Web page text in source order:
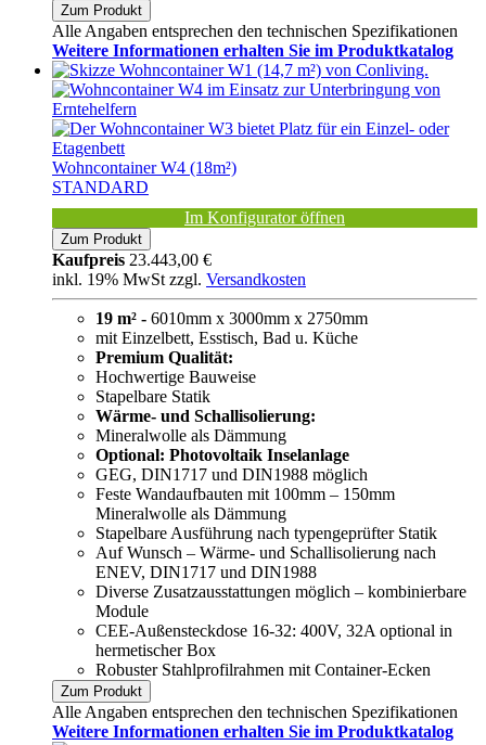
Zum Produkt
Alle Angaben entsprechen den technischen Spezifikationen
Weitere Informationen erhalten Sie im Produktkatalog
Wohncontainer W4 (18m²)
STANDARD
Im Konfigurator öffnen
Zum Produkt
Kaufpreis 23.443,00 €
inkl. 19% MwSt zzgl. Versandkosten
19 m² - 6010mm x 3000mm x 2750mm
mit Einzelbett, Esstisch, Bad u. Küche
Premium Qualität:
Hochwertige Bauweise
Stapelbare Statik
Wärme- und Schallisolierung:
Mineralwolle als Dämmung
Optional: Photovoltaik Inselanlage
GEG, DIN1717 und DIN1988 möglich
Feste Wandaufbauten mit 100mm – 150mm
Mineralwolle als Dämmung
Stapelbare Ausführung nach typengeprüfter Statik
Auf Wunsch – Wärme- und Schallisolierung nach
ENEV, DIN1717 und DIN1988
Diverse Zusatzausstattungen möglich – kombinierbare
Module
CEE-Außensteckdose 16-32: 400V, 32A optional in
hermetischer Box
Robuster Stahlprofilrahmen mit Container-Ecken
Zum Produkt
Alle Angaben entsprechen den technischen Spezifikationen
Weitere Informationen erhalten Sie im Produktkatalog